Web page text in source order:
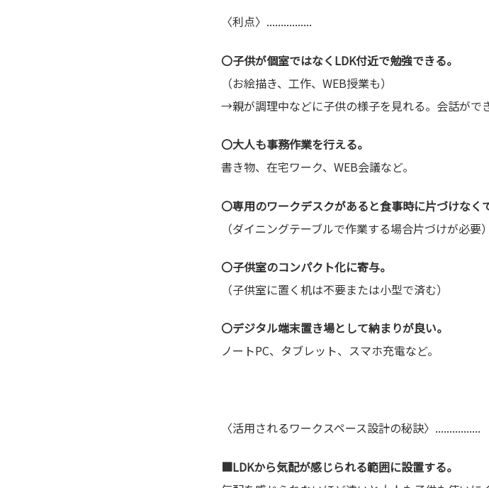
〈利点〉................
〇子供が個室ではなくLDK付近で勉強できる。
（お絵描き、工作、WEB授業も）
→親が調理中などに子供の様子を見れる。会話がで
〇大人も事務作業を行える。
書き物、在宅ワーク、WEB会議など。
〇専用のワークデスクがあると食事時に片づけなく
（ダイニングテーブルで作業する場合片づけが必要）
〇子供室のコンパクト化に寄与。
（子供室に置く机は不要または小型で済む）
〇デジタル端末置き場として納まりが良い。
ノートPC、タブレット、スマホ充電など。
〈活用されるワークスペース設計の秘訣〉................
■LDKから気配が感じられる範囲に設置する。